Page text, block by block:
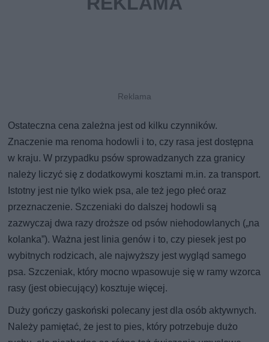
Ostateczna cena zależna jest od kilku czynników.
Znaczenie ma renoma hodowli i to, czy rasa jest dostępna
w kraju. W przypadku psów sprowadzanych zza granicy
należy liczyć się z dodatkowymi kosztami m.in. za transport.
Istotny jest nie tylko wiek psa, ale też jego płeć oraz
przeznaczenie. Szczeniaki do dalszej hodowli są
zazwyczaj dwa razy droższe od psów niehodowlanych („na
kolanka”). Ważna jest linia genów i to, czy piesek jest po
wybitnych rodzicach, ale najwyższy jest wygląd samego
psa. Szczeniak, który mocno wpasowuje się w ramy wzorca
rasy (jest obiecujący) kosztuje więcej.
Duży gończy gaskoński polecany jest dla osób aktywnych.
Należy pamiętać, że jest to pies, który potrzebuje dużo